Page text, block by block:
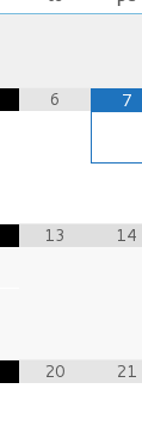
6 7
13 14
20 21